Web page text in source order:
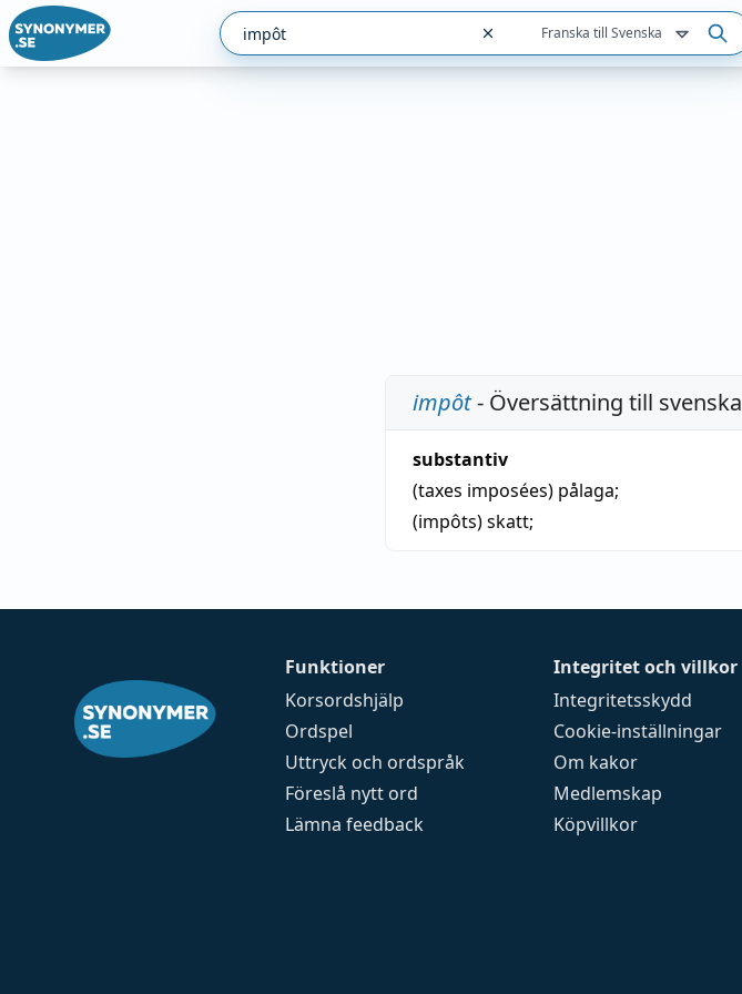
Franska till Svenska
impôt- Översättning till svenska
substantiv
(taxes imposées) pålaga;
(impôts)skatt;
Funktioner
Korsordshjälp
Ordspel
Uttryck och ordspråk
Föreslå nytt ord
Lämna feedback
Integritet och villkor
Integritetsskydd
Cookie-inställningar
Om kakor
Medlemskap
Köpvillkor